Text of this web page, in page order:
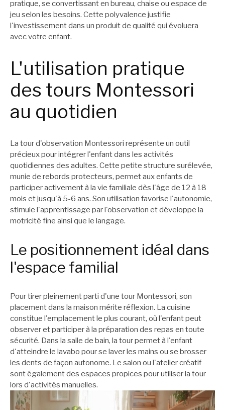
pratique, se convertissant en bureau, chaise ou espace de
jeu selon les besoins. Cette polyvalence justifie
l'investissement dans un produit de qualité qui évoluera
avec votre enfant.
L'utilisation pratique
des tours Montessori
au quotidien
La tour d'observation Montessori représente un outil
précieux pour intégrer l'enfant dans les activités
quotidiennes des adultes. Cette petite structure surélevée,
munie de rebords protecteurs, permet aux enfants de
participer activement à la vie familiale dès l'âge de 12 à 18
mois et jusqu'à 5-6 ans. Son utilisation favorise l'autonomie,
stimule l'apprentissage par l'observation et développe la
motricité fine ainsi que le langage.
Le positionnement idéal dans
l'espace familial
Pour tirer pleinement parti d'une tour Montessori, son
placement dans la maison mérite réflexion. La cuisine
constitue l'emplacement le plus courant, où l'enfant peut
observer et participer à la préparation des repas en toute
sécurité. Dans la salle de bain, la tour permet à l'enfant
d'atteindre le lavabo pour se laver les mains ou se brosser
les dents de façon autonome. Le salon ou l'atelier créatif
sont également des espaces propices pour utiliser la tour
lors d'activités manuelles.